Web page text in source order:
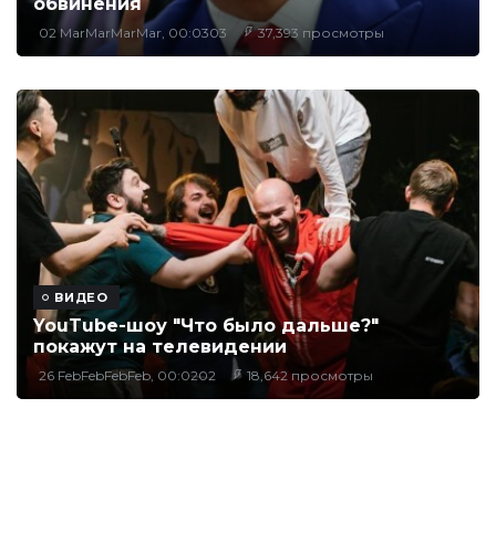
02 MarMarMarMar, 00:0303 37,393 просмотры
ВИДЕО
YouTube-шоу "Что было дальше?"
покажут на телевидении
26 FebFebFebFeb, 00:0202 18,642 просмотры